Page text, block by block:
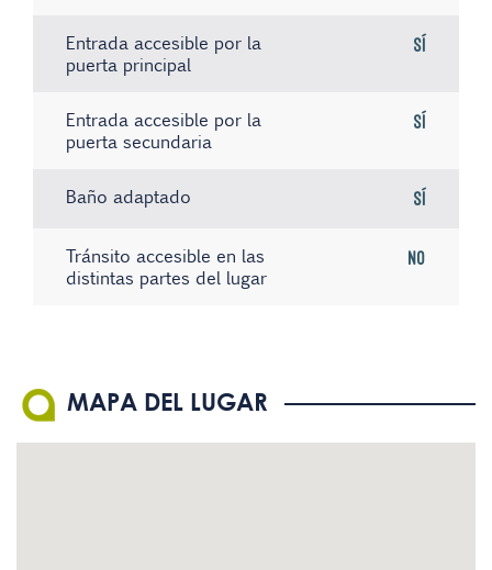
Entrada accesible por la
puerta principal
Sí
Entrada accesible por la
puerta secundaria
Sí
Baño adaptado Sí
Tránsito accesible en las
distintas partes del lugar
No
El personal conoce la
Lengua de Signos Española
MAPA DEL LUGAR